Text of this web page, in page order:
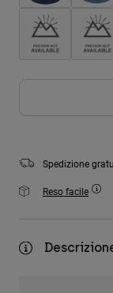
Accessori
Tutti gli accessori
Spedizione
Reso facile